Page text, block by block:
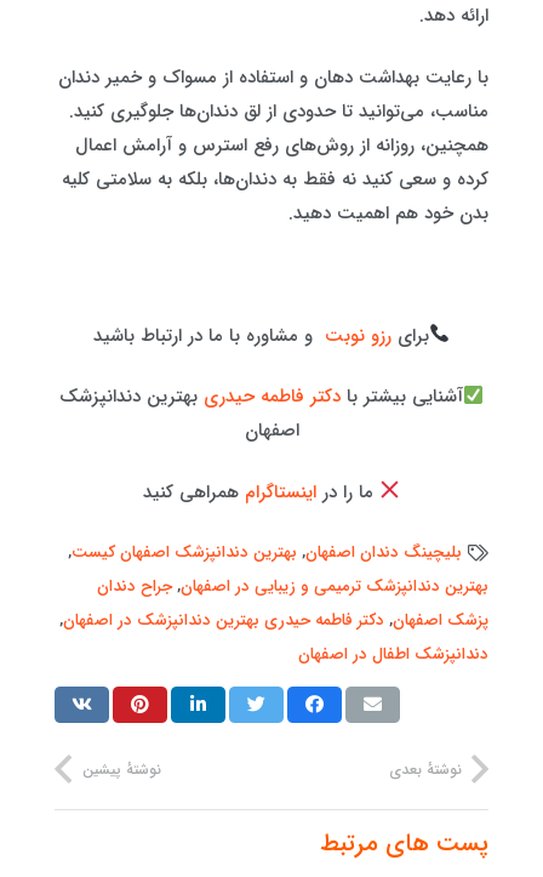
ارائه دهد.
با رعایت بهداشت دهان و استفاده از مسواک و خمیر دندان
مناسب، می‌توانید تا حدودی از لق دندان‌ها جلوگیری کنید.
همچنین، روزانه از روش‌های رفع استرس و آرامش اعمال
کرده و سعی کنید نه فقط به دندان‌ها، بلکه به سلامتی کلیه
بدن خود هم اهمیت دهید.
برای رزو نوبت و مشاوره با ما در ارتباط باشید
آشنایی بیشتر بادکتر فاطمه حیدریبهترین دندانپزشک
اصفهان
ما را دراینستاگرامهمراهی کنید
بلیچینگ دندان اصفهان, بهترین دندانپزشک اصفهان کیست,
بهترین دندانپزشک ترمیمی و زیبایی در اصفهان,جراح دندان
پزشک اصفهان, دکتر فاطمه حیدری بهترین دندانپزشک در اصفهان,
دندانپزشک اطفال در اصفهان
نوشتهٔ پیشین نوشتهٔ بعدی
پست های مرتبط